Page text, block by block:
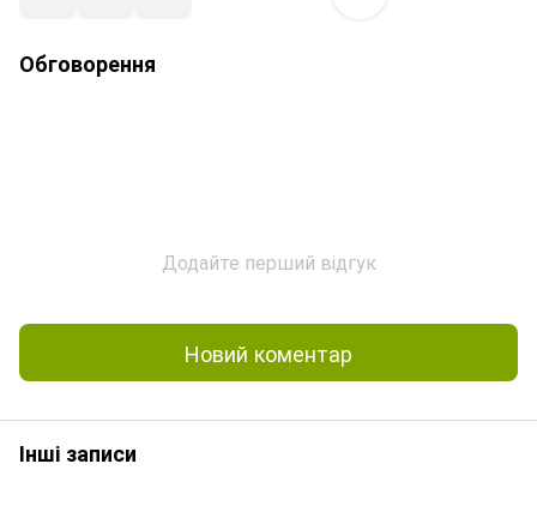
Обговорення
Додайте перший відгук
Новий коментар
Інші записи